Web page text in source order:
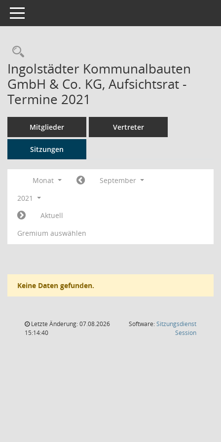
Toggle navigation
Rechercheauswahl
Ingolstädter Kommunalbauten
GmbH & Co. KG, Aufsichtsrat -
Termine 2021
Mitglieder Vertreter
Sitzungen
Monat
September
2021
Aktuell
Gremium auswählen
Keine Daten gefunden.
Letzte Änderung: 07.08.2026
15:14:40
Software:Sitzungsdienst
Session(Wird in